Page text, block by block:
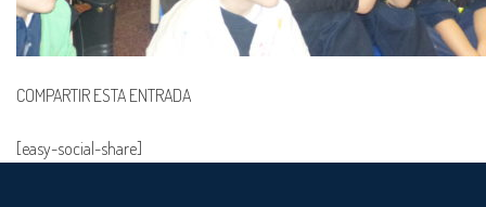
COMPARTIR ESTA ENTRADA
[easy-social-share]